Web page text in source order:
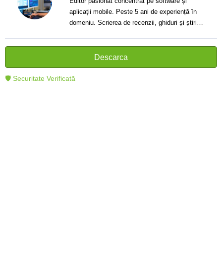
aplicații mobile. Peste 5 ani de experiență în
domeniu. Scrierea de recenzii, ghiduri și știri.
cititorii să înțeleagă și să folosească mai bine
tehnologia modernă.
Descarca
🛡 Securitate Verificată